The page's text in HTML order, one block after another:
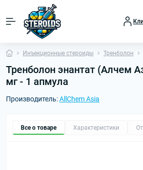
Инъекционные стероиды Тренболон
Тренболон энантат (Алчем
мг - 1 апмула
Производитель:AllChem Asia
Все о товаре Характеристики